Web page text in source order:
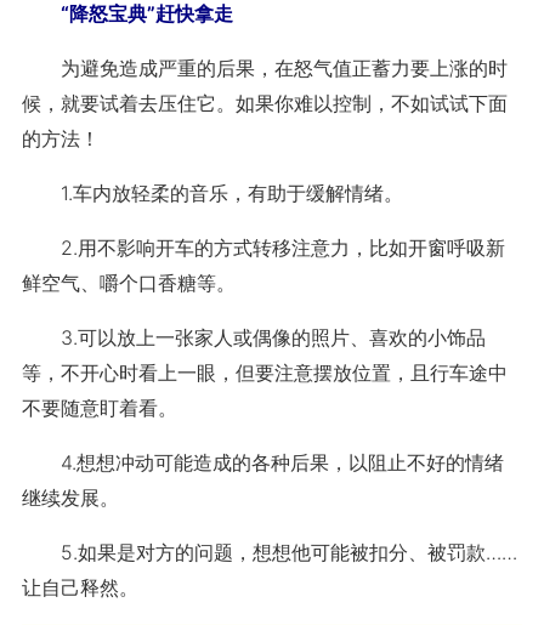
“降怒宝典”赶快拿走
为避免造成严重的后果，在怒气值正蓄力要上涨的时
候，就要试着去压住它。如果你难以控制，不如试试下面
的方法！
1.车内放轻柔的音乐，有助于缓解情绪。
2.用不影响开车的方式转移注意力，比如开窗呼吸新
鲜空气、嚼个口香糖等。
3.可以放上一张家人或偶像的照片、喜欢的小饰品
等，不开心时看上一眼，但要注意摆放位置，且行车途中
不要随意盯着看。
4.想想冲动可能造成的各种后果，以阻止不好的情绪
继续发展。
5.如果是对方的问题，想想他可能被扣分、被罚款……
让自己释然。